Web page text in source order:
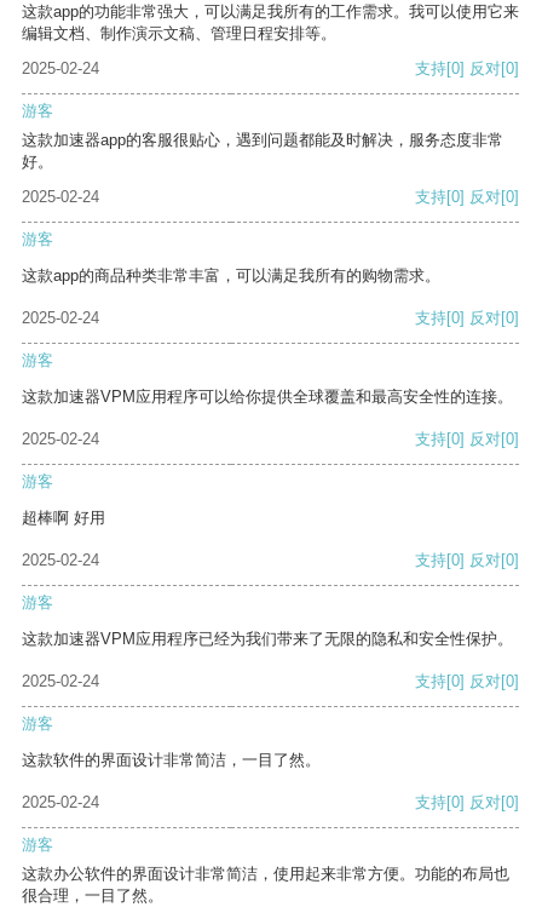
这款app的功能非常强大，可以满足我所有的工作需求。我可以使用它来
编辑文档、制作演示文稿、管理日程安排等。
2025-02-24
支持[0] 反对[0]
游客
这款加速器app的客服很贴心，遇到问题都能及时解决，服务态度非常
好。
2025-02-24
支持[0] 反对[0]
游客
这款app的商品种类非常丰富，可以满足我所有的购物需求。
2025-02-24 支持[0] 反对[0]
游客
这款加速器VPM应用程序可以给你提供全球覆盖和最高安全性的连接。
2025-02-24 支持[0] 反对[0]
游客
超棒啊 好用
2025-02-24 支持[0] 反对[0]
游客
这款加速器VPM应用程序已经为我们带来了无限的隐私和安全性保护。
2025-02-24 支持[0] 反对[0]
游客
这款软件的界面设计非常简洁，一目了然。
2025-02-24 支持[0] 反对[0]
游客
这款办公软件的界面设计非常简洁，使用起来非常方便。功能的布局也
很合理，一目了然。